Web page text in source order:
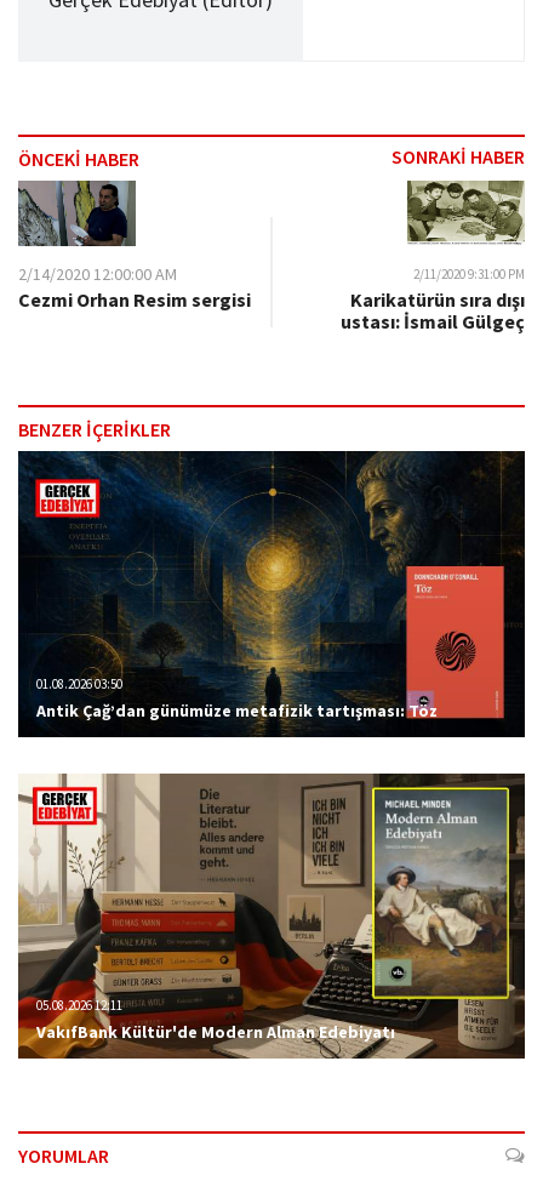
ÖNCEKİ HABER SONRAKİ HABER
2/14/2020 12:00:00 AM
Cezmi Orhan Resim sergisi
2/11/2020 9:31:00 PM
Karikatürün sıra dışı
ustası: İsmail Gülgeç
BENZER İÇERİKLER
01.08.2026 03:50
Antik Çağ’dan günümüze metafizik tartışması: Töz
05.08.2026 12:11
VakıfBank Kültür'de Modern Alman Edebiyatı
YORUMLAR